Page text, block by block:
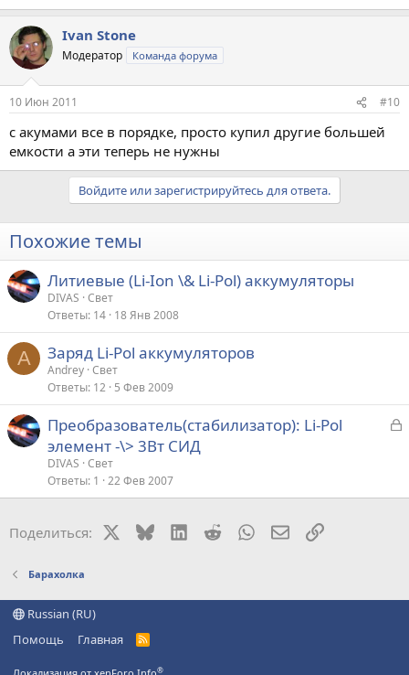
Ivan Stone
Модератор Команда форума
10 Июн 2011 #10
с акумами все в порядке, просто купил другие большей
емкости а эти теперь не нужны
Войдите или зарегистрируйтесь для ответа.
Похожие темы
Литиевые (Li-Ion \& Li-Pol) аккумуляторы
DIVAS Свет
Ответы 14 18 Янв 2008
A Заряд Li-Pol аккумуляторов
Andrey Свет
Ответы 12 5 Фев 2009
З
Преобразователь(стабилизатор): Li-Pol
элемент -\> 3Вт СИД
DIVAS Свет
Ответы 1 22 Фев 2007
Поделиться: BlueskyLinkedIn
RedditWhatsAppЭлектронная
Ссылка
Барахолка
Russian (RU)
Помощь
Главная
R
®